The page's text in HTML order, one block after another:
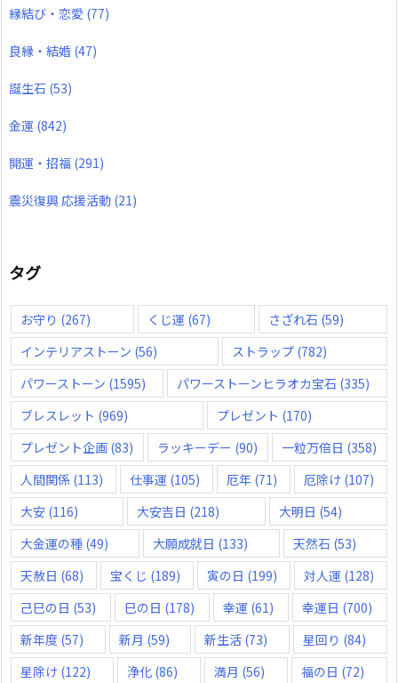
縁結び・恋愛 (77)
良縁・結婚 (47)
誕生石 (53)
金運 (842)
開運・招福 (291)
震災復興 応援活動 (21)
タグ
お守り (267) くじ運 (67) さざれ石 (59)
インテリアストーン (56) ストラップ(782)
パワーストーン (1595) パワーストーンヒラオカ宝石 (335)
ブレスレット (969) プレゼント (170)
プレゼント企画 (83) ラッキーデー (90) 一粒万倍日 (358)
人間関係 (113) 仕事運 (105) 厄年 (71) 厄除け (107)
大安 (116) 大安吉日 (218) 大明日 (54)
大金運の種 (49) 大願成就日 (133) 天然石 (53)
天赦日 (68) 宝くじ (189) 寅の日 (199) 対人運 (128)
己巳の日 (53) 巳の日 (178) 幸運 (61) 幸運日 (700)
新年度 (57) 新月 (59) 新生活 (73) 星回り (84)
星除け (122) 浄化 (86) 満月 (56) 福の日 (72)